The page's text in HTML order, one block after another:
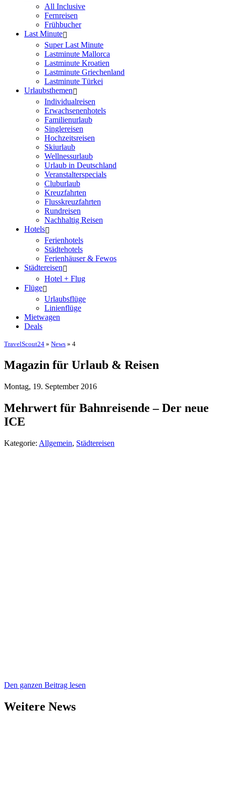
All Inclusive
Fernreisen
Frühbucher
Last Minute
Super Last Minute
Lastminute Mallorca
Lastminute Kroatien
Lastminute Griechenland
Lastminute Türkei
Urlaubsthemen
Individualreisen
Erwachsenenhotels
Familienurlaub
Singlereisen
Hochzeitsreisen
Skiurlaub
Wellnessurlaub
Urlaub in Deutschland
Veranstalterspecials
Cluburlaub
Kreuzfahrten
Flusskreuzfahrten
Rundreisen
Nachhaltig Reisen
Hotels
Ferienhotels
Städtehotels
Ferienhäuser & Fewos
Städtereisen
Hotel + Flug
Flüge
Urlaubsflüge
Linienflüge
Mietwagen
Deals
TravelScout24 » News » 4
Magazin für Urlaub & Reisen
Montag, 19. September 2016
Mehrwert für Bahnreisende – Der neue
ICE
Kategorie: Allgemein, Städtereisen
Den ganzen Beitrag lesen
Weitere News